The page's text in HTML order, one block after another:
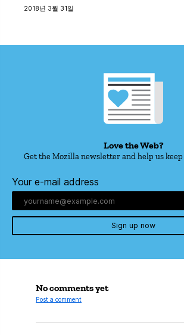
2018년 3월 31일
Love the Web?
Get the Mozilla newsletter and help us
Your e-mail address
Sign up now
No comments yet
Post a comment